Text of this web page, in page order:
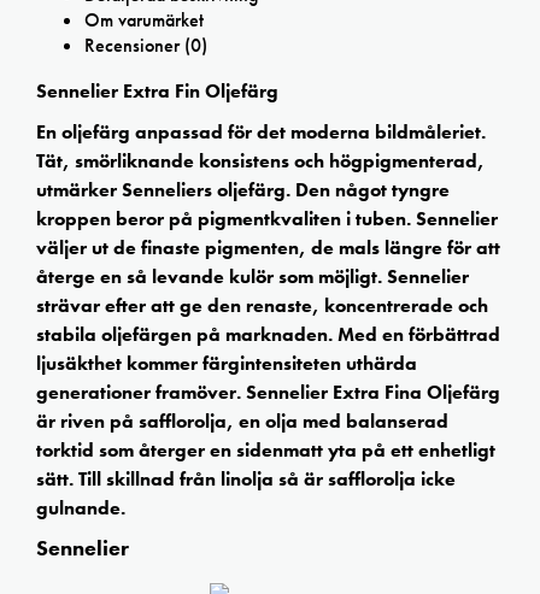
Om varumärket
Recensioner (0)
Sennelier Extra Fin Oljefärg
En oljefärg anpassad för det moderna bildmåleriet.
Tät, smörliknande konsistens och högpigmenterad,
utmärker Senneliers oljefärg. Den något tyngre
kroppen beror på pigmentkvaliten i tuben. Sennelier
väljer ut de finaste pigmenten, de mals längre för att
återge en så levande kulör som möjligt. Sennelier
strävar efter att ge den renaste, koncentrerade och
stabila oljefärgen på marknaden. Med en förbättrad
ljusäkthet kommer färgintensiteten uthärda
generationer framöver. Sennelier Extra Fina Oljefärg
är riven på safflorolja, en olja med balanserad
torktid som återger en sidenmatt yta på ett enhetligt
sätt. Till skillnad från linolja så är safflorolja icke
gulnande.
Sennelier